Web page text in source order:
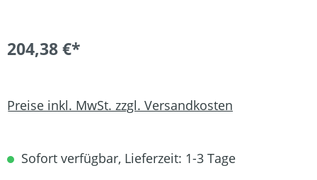
204,38 €*
Preise inkl. MwSt. zzgl. Versandkosten
Sofort verfügbar, Lieferzeit: 1-3 Tage